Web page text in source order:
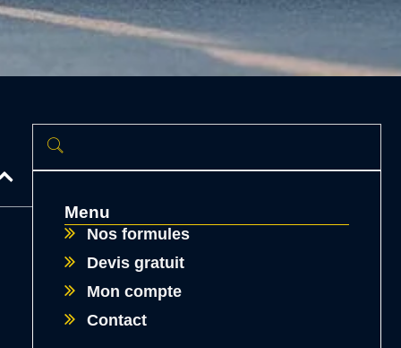
Menu
Nos formules
Devis gratuit
Mon compte
Contact